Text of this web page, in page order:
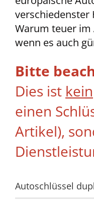
verschiedenster
Warum teuer im
wenn es auch
Bitte
Dies ist kein
einen
Artikel),
Autoschlüssel